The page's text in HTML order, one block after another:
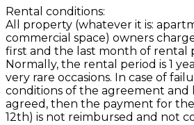
Rental conditions:
All property (whatever it is:
commercial space) owners
first and the last month of rental
Normally, the rental period is 1
very rare occasions. In case of
conditions of the agreement and
agreed, then the payment for
12th) is not reimbursed and not